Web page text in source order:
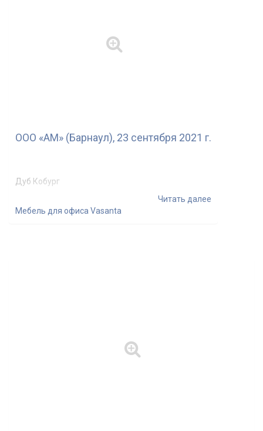
ООО «АМ» (Барнаул), 23 сентября 2021 г.
Дуб Кобург
Читать далее
Мебель для офиса Vasanta